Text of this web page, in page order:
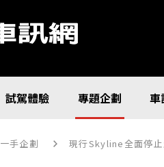
試駕體驗 專題企劃 車
一手企劃 現行Skyline全面停